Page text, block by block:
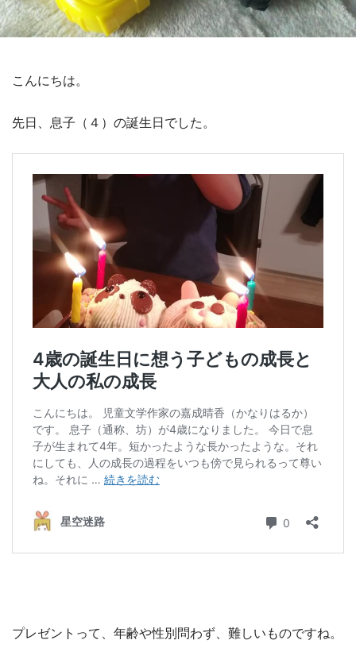
こんにちは。
先日、息子（４）の誕生日でした。
プレゼントって、年齢や性別問わず、難しいものですね。